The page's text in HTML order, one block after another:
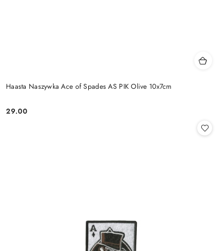
Haasta Naszywka Ace of Spades AS PIK Olive 10x7cm
Cena:
29.00